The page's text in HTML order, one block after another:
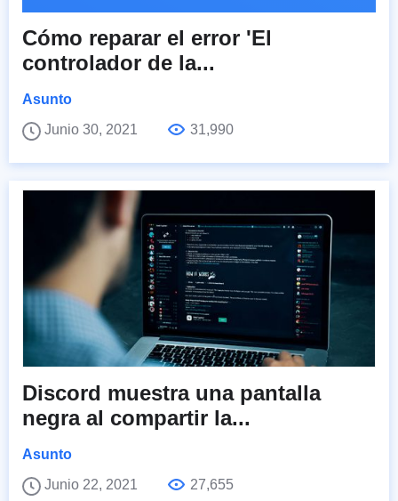
Cómo reparar el error 'El
controlador de la...
Asunto
Junio 30, 2021
31,990
Discord muestra una pantalla
negra al compartir la...
Asunto
Junio 22, 2021
27,655